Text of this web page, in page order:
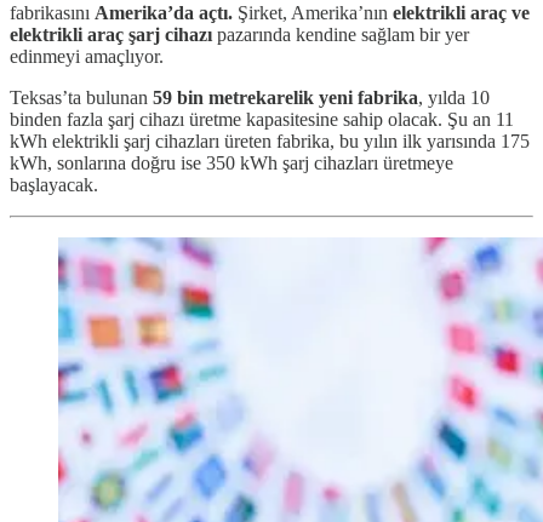
fabrikasını Amerika’da açtı. Şirket, Amerika’nın elektrikli araç ve
elektrikli araç şarj cihazı pazarında kendine sağlam bir yer
edinmeyi amaçlıyor.
Teksas’ta bulunan 59 bin metrekarelik yeni fabrika, yılda 10
binden fazla şarj cihazı üretme kapasitesine sahip olacak. Şu an 11
kWh elektrikli şarj cihazları üreten fabrika, bu yılın ilk yarısında 175
kWh, sonlarına doğru ise 350 kWh şarj cihazları üretmeye
başlayacak.